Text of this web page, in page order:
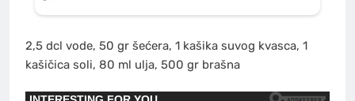
2,5 dcl vode, 50 gr šećera, 1 kašika suvog kvasca, 1
kašičica soli, 80 ml ulja, 500 gr brašna